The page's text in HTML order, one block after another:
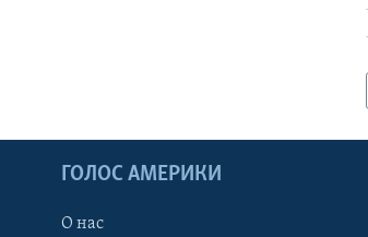
ГОЛОС АМЕРИКИ
О нас